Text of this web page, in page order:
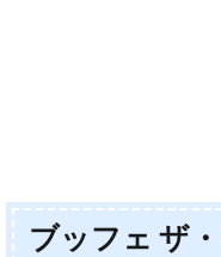
ブッフェ ザ